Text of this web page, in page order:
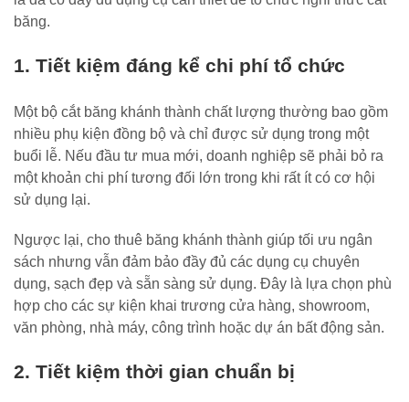
băng.
1. Tiết kiệm đáng kể chi phí tổ chức
Một bộ cắt băng khánh thành chất lượng thường bao gồm
nhiều phụ kiện đồng bộ và chỉ được sử dụng trong một
buổi lễ. Nếu đầu tư mua mới, doanh nghiệp sẽ phải bỏ ra
một khoản chi phí tương đối lớn trong khi rất ít có cơ hội
sử dụng lại.
Ngược lại, cho thuê băng khánh thành giúp tối ưu ngân
sách nhưng vẫn đảm bảo đầy đủ các dụng cụ chuyên
dụng, sạch đẹp và sẵn sàng sử dụng. Đây là lựa chọn phù
hợp cho các sự kiện khai trương cửa hàng, showroom,
văn phòng, nhà máy, công trình hoặc dự án bất động sản.
2. Tiết kiệm thời gian chuẩn bị